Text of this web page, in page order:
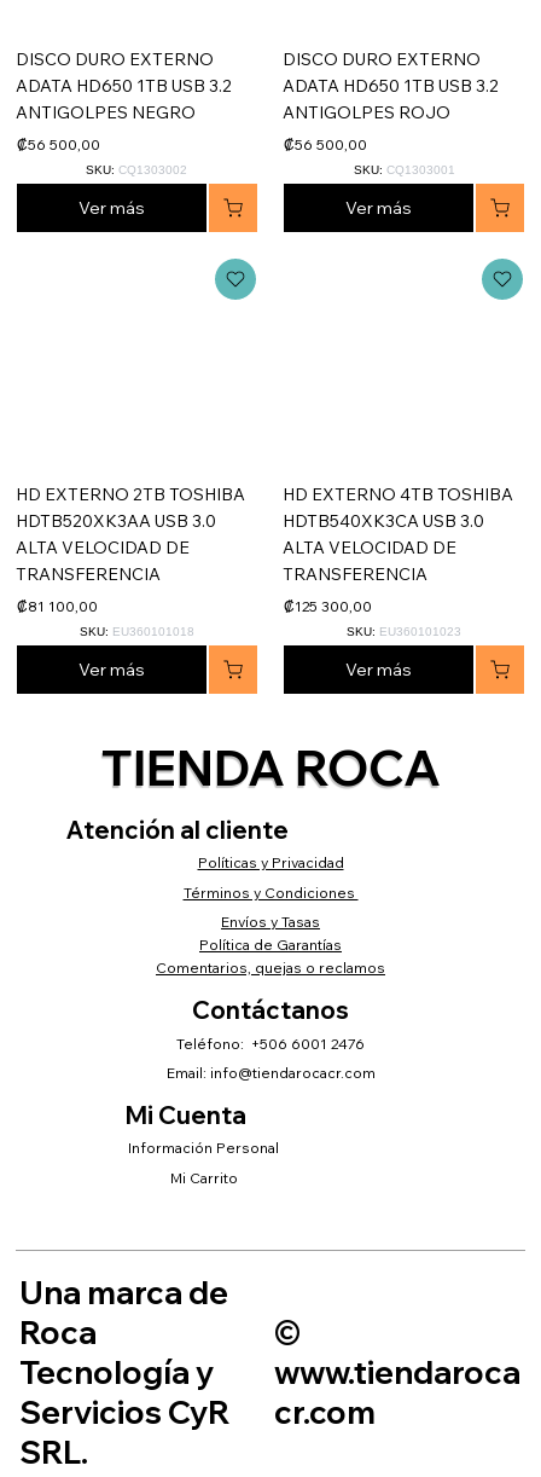
DISCO DURO EXTERNO
ADATA HD650 1TB USB 3.2
ANTIGOLPES NEGRO
₡56 500,00
Ver más
SKU:CQ1303002
DISCO DURO EXTERNO
ADATA HD650 1TB USB 3.2
ANTIGOLPES ROJO
₡56 500,00
Ver más
SKU: CQ1303001
HD EXTERNO 2TB TOSHIBA
HDTB520XK3AA USB 3.0
ALTA VELOCIDAD DE
TRANSFERENCIA
₡81 100,00
Ver más
SKU: EU360101018
HD EXTERNO 4TB TOSHIBA
HDTB540XK3CA USB 3.0
ALTA VELOCIDAD DE
TRANSFERENCIA
₡125 300,00
Ver más
SKU: EU360101023
TIENDA ROCA
Atención al cliente
Políticas y Privacidad
Términos y Condiciones
Envíos y Tasas
Política de Garantías
Comentarios, quejas o reclamos
Mi Cuenta
Información Personal
Mi Carrito
Contáctanos
Teléfono: +506 6001 2476
Email: info@tiendarocacr.com
Una marca de
Roca
Tecnología y
Servicios CyR
SRL.
©
www.tiendaroca
cr.com